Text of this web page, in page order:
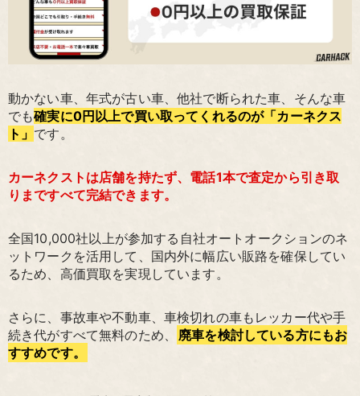
動かない車、年式が古い車、他社で断られた車、そんな車
でも確実に0円以上で買い取ってくれるのが「カーネクス
ト」 です。
カーネクストは店舗を持たず、電話1本で査定から引き取
りまですべて完結できます。
全国10,000社以上が参加する自社オートオークションのネ
ットワークを活用して、国内外に幅広い販路を確保してい
るため、高価買取を実現しています。
さらに、事故車や不動車、車検切れの車もレッカー代や手
続き代がすべて無料のため、 廃車を検討している方にもお
すすめです。